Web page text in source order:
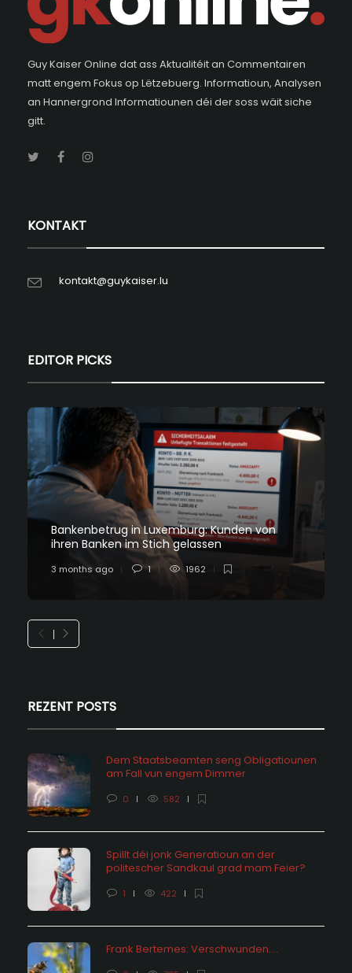
Guy Kaiser Online dat ass Aktualitéit an Commentairen
matt engem Fokus op Lëtzebuerg. Informatioun, Analysen
an Hannergrond Informatiounen déi der soss wäit siche
gitt.
KONTAKT
kontakt@guykaiser.lu
EDITOR PICKS
Bankenbetrug in Luxemburg: Kunden von
ihren Banken im Stich gelassen
3 months ago 1 1962
REZENT POSTS
Dem Staatsbeamten seng Obligatiounen
am Fall vun engem Dimmer
0 582
Spillt déi jonk Generatioun an der
politescher Sandkaul grad mam Feier?
1 422
Frank Bertemes: Verschwunden….